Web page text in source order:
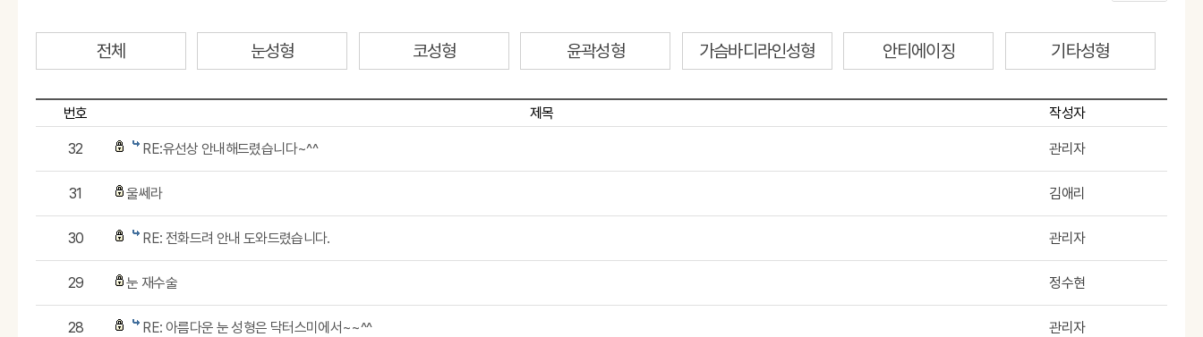
전체 눈성형 코성형 윤곽성형 가슴바디라인성형 안티에이징 기타성형
번호 제목 작성자
32 RE:유선상 안내해드렸습니다~^^ 관리자
31 울쎄라 김애리
30 RE: 전화드려 안내 도와드렸습니다. 관리자
29 눈 재수술 정수현
28 RE: 아름다운 눈 성형은 닥터스미에서~~^^ 관리자